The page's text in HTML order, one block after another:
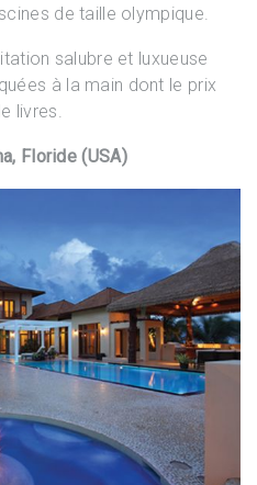
de taille olympique.
salubre et luxueuse
à la main dont le prix
livres.
Floride (USA)